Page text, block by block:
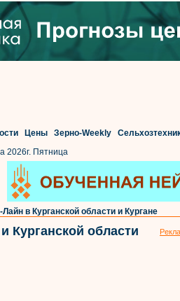
Цены Зерно-Weekly
2026г. Пятница
в Курганской области и Кургане
Курганской области